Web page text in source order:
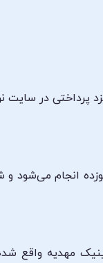
در سایت
انجام می‌شود
مهدیه واقع